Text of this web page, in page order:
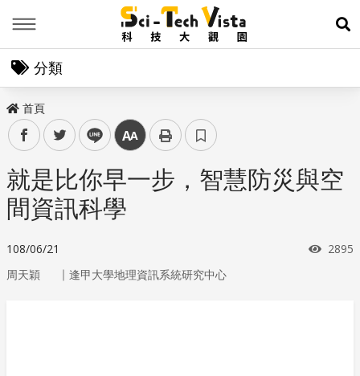
展
分類
首頁
facebooktwitter line 中
就是比你早一步，智慧防災與空
間資訊科學
108/06/21 瀏覽
2895
周天穎 ｜ 逢甲大學地理資訊系統研究中心